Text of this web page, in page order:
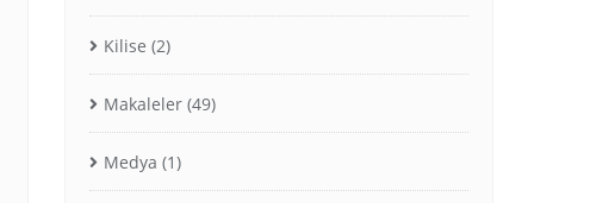
Kilise (2)
Makaleler (49)
Medya (1)